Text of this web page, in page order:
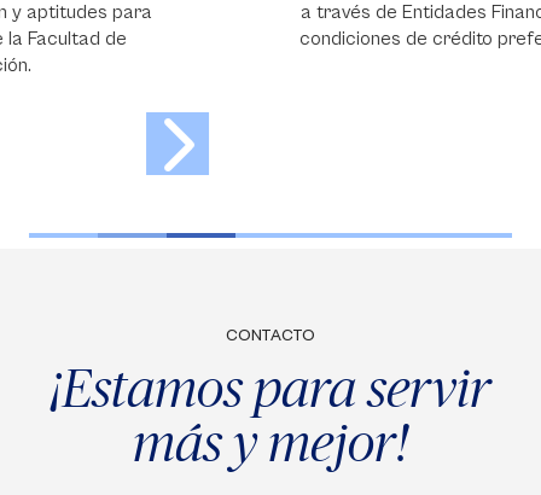
a través de Entidades Financieras con
condiciones de crédito preferenciales.
CONTACTO
¡Estamos para servir
más y mejor!